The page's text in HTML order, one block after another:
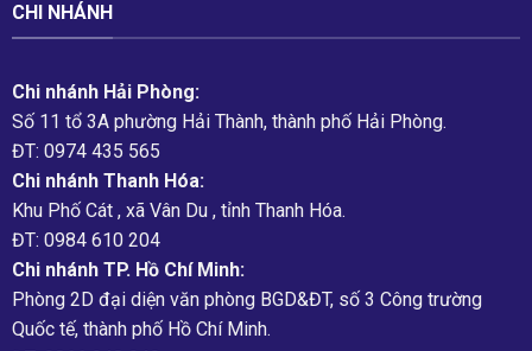
CHI NHÁNH
Chi nhánh Hải Phòng:
Số 11 tổ 3A phường Hải Thành, thành phố Hải Phòng.
ĐT: 0974 435 565
Chi nhánh Thanh Hóa:
Khu Phố Cát , xã Vân Du , tỉnh Thanh Hóa.
ĐT: 0984 610 204
Chi nhánh TP. Hồ Chí Minh:
Phòng 2D đại diện văn phòng BGD&ĐT, số 3 Công trường
Quốc tế, thành phố Hồ Chí Minh.